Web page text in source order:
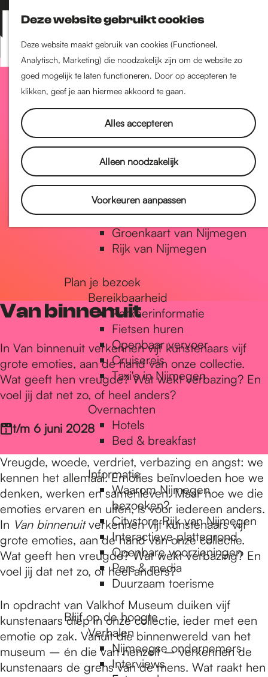
Deze website gebruikt cookies
Deze website maakt gebruik van cookies (Functioneel,
Analytisch, Marketing) die noodzakelijk zijn om de website zo
goed mogelijk te laten functioneren. Door op accepteren te
klikken, geef je aan hiermee akkoord te gaan.
Alles accepteren
Alleen noodzakelijk
Voorkeuren aanpassen
Z
o
e
k
e
K
a
a
r
t
M
e
n
Nijmegen-Nieuw-West
Nijmegen-Oud-West
Dukenburg
Lindenholt
Historie
De oudste stad van
Nederland
Historische tijdlijn
Romeinse Limes
Vrede van Nijmegen Penning
Natuur in Nijmegen
Groenkaart van Nijmegen
Rijk van Nijmegen
Plan je bezoek
Bereikbaarheid
Parkeerinformatie
Fietsen huren
Openbaar vervoer
Cruisereis
Taxi's in Nijmegen
Overnachten
Hotels
Bed & breakfast
Informatie
Waarom Nijmegen
bezoeken?
Citystore Rijk van Nijmegen
Interactieve plattegrond
Openbare voorzieningen
Pers & media
Duurzaam toerisme
Blijf op de hoogte
Verhalen
Nijmeegse ondernemers
Interviews
Van binnenuit
In Van binnenuit verkennen vijf kunstenaars vijf
grote emoties, aan de hand van onze collectie.
Wat geeft hen vreugde? Wat wekt verbazing? En
voel jij dat net zo, of heel anders?
t/m 6 juni 2028
Vreugde, woede, verdriet, verbazing en angst: we
kennen het allemaal. Emoties beïnvloeden hoe we
denken, werken en samenleven. Maar hoe we die
emoties ervaren en uiten, is voor iedereen anders.
In Van binnenuitverkennen vijf kunstenaars vijf
grote emoties, aan de hand van onze collectie.
Wat geeft hen vreugde? Wat wekt verbazing? En
voel jij dat net zo, of heel anders?
In opdracht van Valkhof Museum duiken vijf
kunstenaars diep in onze collectie, ieder met een
emotie op zak. Vanuit die binnenwereld van het
museum – én die van henzelf – verkennen de
kunstenaars de grens van de mens. Wat raakt hen